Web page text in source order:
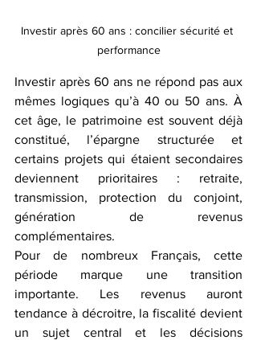
Investir après 60 ans : concilier sécurité et
performance
Investir après 60 ans ne répond pas aux
mêmes logiques qu’à 40 ou 50 ans. À
cet âge, le patrimoine est souvent déjà
constitué, l’épargne structurée et
certains projets qui étaient secondaires
deviennent prioritaires : retraite,
transmission, protection du conjoint,
génération de revenus
complémentaires.
Pour de nombreux Français, cette
période marque une transition
importante. Les revenus auront
tendance à décroitre, la fiscalité devient
un sujet central et les décisions